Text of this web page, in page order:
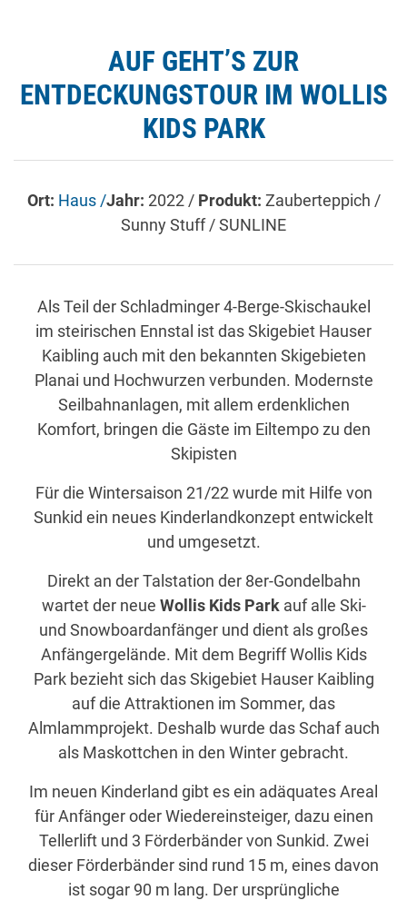
AUF GEHT’S ZUR
ENTDECKUNGSTOUR IM WOLLIS
KIDS PARK
Ort: Haus /Jahr: 2022 / Produkt: Zauberteppich /
Sunny Stuff / SUNLINE
Als Teil der Schladminger 4-Berge-Skischaukel
im steirischen Ennstal ist das Skigebiet Hauser
Kaibling auch mit den bekannten Skigebieten
Planai und Hochwurzen verbunden. Modernste
Seilbahnanlagen, mit allem erdenklichen
Komfort, bringen die Gäste im Eiltempo zu den
Skipisten
Für die Wintersaison 21/22 wurde mit Hilfe von
Sunkid ein neues Kinderlandkonzept entwickelt
und umgesetzt.
Direkt an der Talstation der 8er-Gondelbahn
wartet der neue Wollis Kids Parkauf alle Ski-
und Snowboardanfänger und dient als großes
Anfängergelände. Mit dem Begriff Wollis Kids
Park bezieht sich das Skigebiet Hauser Kaibling
auf die Attraktionen im Sommer, das
Almlammprojekt. Deshalb wurde das Schaf auch
als Maskottchen in den Winter gebracht.
Im neuen Kinderland gibt es ein adäquates Areal
für Anfänger oder Wiedereinsteiger, dazu einen
Tellerlift und 3 Förderbänder von Sunkid. Zwei
dieser Förderbänder sind rund 15 m, eines davon
ist sogar 90 m lang. Der ursprüngliche